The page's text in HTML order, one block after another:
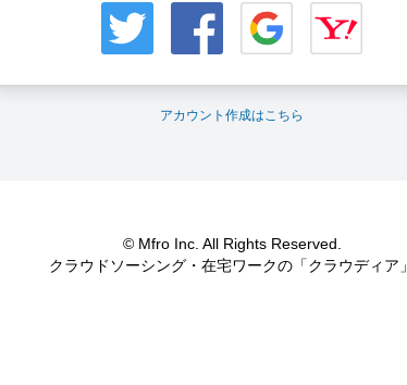
アカウント作成はこちら
© Mfro Inc. All Rights Reserved.
クラウドソーシング・在宅ワークの「クラウディア」